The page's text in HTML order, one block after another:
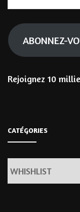
e-
mail
ABONNEZ-
Rejoignez 10
CATÉGORIES